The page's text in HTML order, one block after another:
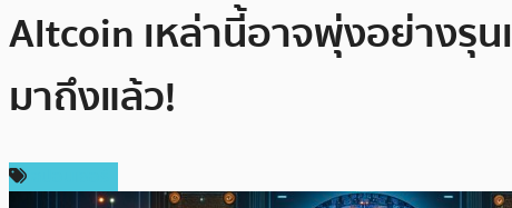
Altcoin เหล่านี้อาจพุ่งอย่างรุ
มาถึงแล้ว!